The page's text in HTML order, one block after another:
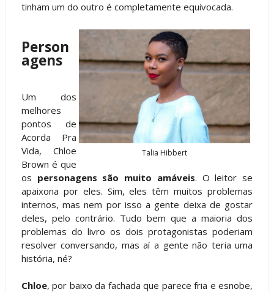
tinham um do outro é completamente equivocada.
Talia Hibbert
Person
agens
Um dos
melhores
pontos de
Acorda Pra
Vida, Chloe
Brown é que
os personagens são muito amáveis. O leitor se
apaixona por eles. Sim, eles têm muitos problemas
internos, mas nem por isso a gente deixa de gostar
deles, pelo contrário. Tudo bem que a maioria dos
problemas do livro os dois protagonistas poderiam
resolver conversando, mas aí a gente não teria uma
história, né?
Chloe, por baixo da fachada que parece fria e esnobe,